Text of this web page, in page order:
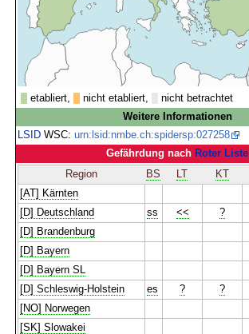
etabliert, nicht etabliert,
nicht betrachtet
Weitere Informationen
LSID WSC:urn:lsid:nmbe.ch:spidersp:027258
Gefährdung nach Roter Liste
Region
BS LT KT
[AT] Kärnten
[D] Deutschland
ss << ?
[D] Brandenburg
[D] Bayern
[D] Bayern SL
[D] Schleswig-Holstein
es ? ?
[NO] Norwegen
[SK] Slowakei